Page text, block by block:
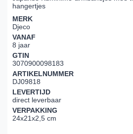
hangertjes
MERK
Djeco
VANAF
8 jaar
GTIN
3070900098183
ARTIKELNUMMER
DJ09818
LEVERTIJD
direct leverbaar
VERPAKKING
24x21x2,5 cm